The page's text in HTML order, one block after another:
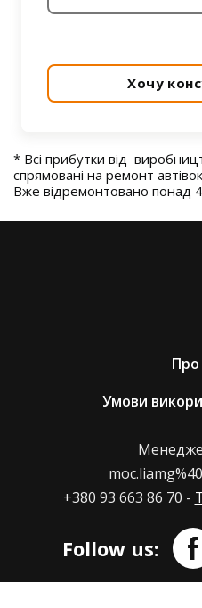
Хочу
* Всі прибутки від
спрямовані на ремонт
Вже відремонтовано понад
Про
Умови
+380 93 663 86 70 -
Follow us: